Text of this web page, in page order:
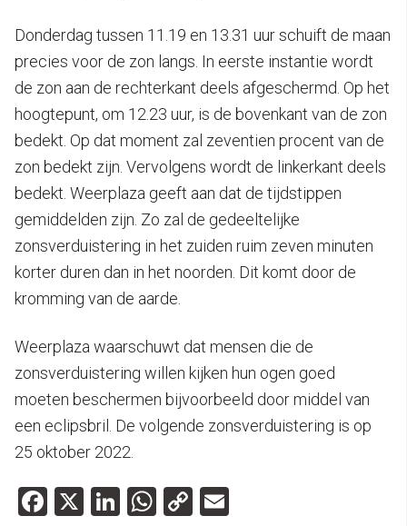
Donderdag tussen 11.19 en 13.31 uur schuift de maan
precies voor de zon langs. In eerste instantie wordt
de zon aan de rechterkant deels afgeschermd. Op het
hoogtepunt, om 12.23 uur, is de bovenkant van de zon
bedekt. Op dat moment zal zeventien procent van de
zon bedekt zijn. Vervolgens wordt de linkerkant deels
bedekt. Weerplaza geeft aan dat de tijdstippen
gemiddelden zijn. Zo zal de gedeeltelijke
zonsverduistering in het zuiden ruim zeven minuten
korter duren dan in het noorden. Dit komt door de
kromming van de aarde.
Weerplaza waarschuwt dat mensen die de
zonsverduistering willen kijken hun ogen goed
moeten beschermen bijvoorbeeld door middel van
een eclipsbril. De volgende zonsverduistering is op
25 oktober 2022.
Facebook
X LinkedIn
WhatsApp
Copy